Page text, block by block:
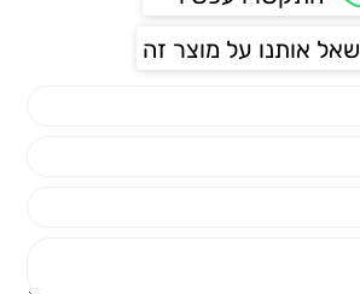
שאל אותנו על מוצר זה